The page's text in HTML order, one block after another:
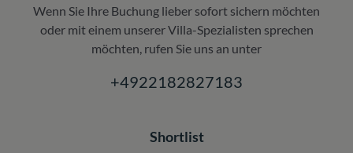
Wenn Sie Ihre Buchung lieber sofort sichern möchten
oder mit einem unserer Villa-Spezialisten sprechen
möchten, rufen Sie uns an unter
+4922182827183
Shortlist